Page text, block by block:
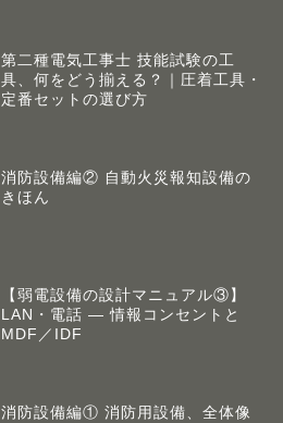
第二種電気工事士 技能試験の工
具、何をどう揃える？｜圧着工具・
定番セットの選び方
消防設備編② 自動火災報知設備の
きほん
【弱電設備の設計マニュアル③】
LAN・電話 ― 情報コンセントと
MDF／IDF
消防設備編① 消防用設備、全体像